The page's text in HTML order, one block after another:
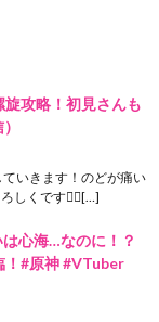
旋攻略！初見さんも
いきます！のどが痛い
しくです🙇‍♀[…]
は心海…なのに！？
！#原神 #VTuber